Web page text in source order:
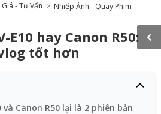
- Tư Vấn Nhiếp Ảnh - Quay Phim
E10 hay Canon R50:
tốt hơn
và Canon R50 lại là 2 phiên bản